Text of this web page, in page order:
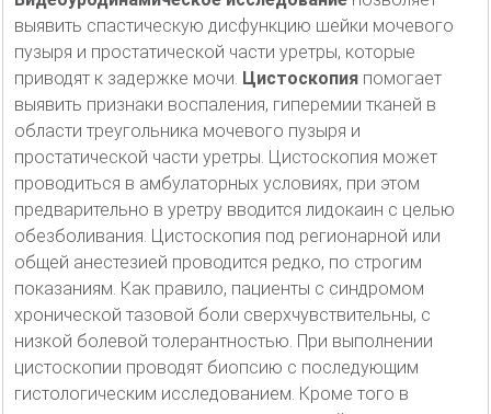
выявить спастическую дисфункцию шейки мочевого
пузыря и простатической части уретры, которые
приводят к задержке мочи. Цистоскопия помогает
выявить признаки воспаления, гиперемии тканей в
области треугольника мочевого пузыря и
простатической части уретры. Цистоскопия может
проводиться в амбулаторных условиях, при этом
предварительно в уретру вводится лидокаин с целью
обезболивания. Цистоскопия под регионарной или
общей анестезией проводится редко, по строгим
показаниям. Как правило, пациенты с синдромом
хронической тазовой боли сверхчувствительны, с
низкой болевой толерантностью. При выполнении
цистоскопии проводят биопсию с последующим
гистологическим исследованием. Кроме того в